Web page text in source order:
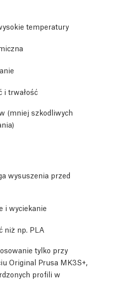
temperatury
i trwałość
(mniej szkodliwych
wysuszenia przed
i wyciekanie
niż np. PLA
tylko przy
Original Prusa MK3S+,
profili w